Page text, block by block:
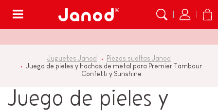
Juguetes Janod
Piezas sueltas Janod
Juego de pieles y hachas de metal para Premier Tambour
Confetti y Sunshine
Juego de pieles y